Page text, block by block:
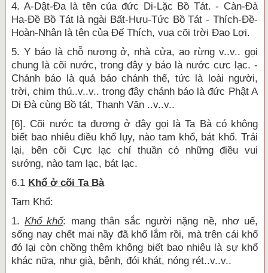
4. A-Dật-Đa là tên của đức Di-Lặc Bồ Tát. - Càn-Đà
Ha-Đề Bồ Tát là ngài Bất-Hưu-Tức Bồ Tát - Thích-Đề-
Hoàn-Nhân là tên của Đế Thích, vua cõi trời Đao Lợi.
5. Y báo là chỗ nương ở, nhà cửa, ao rừng v..v.. gọi
chung là cõi nước, trong đây y báo là nước cưc lạc. -
Chánh báo là quả báo chánh thể, tức là loài người,
trời, chim thú..v..v.. trong đây chánh báo là đức Phật A
Di Đà cùng Bồ tát, Thanh Văn ..v..v..
[6]. Cõi nước ta đương ở đây gọi là Ta Bà có không
biết bao nhiêu điều khổ lụy, nào tam khổ, bát khổ. Trái
lại, bên cõi Cực lạc chỉ thuần có những điều vui
sướng, nào tam lạc, bát lạc.
6.1 Khổ ở cõi Ta Bà
Tam Khổ:
1.Khổ khổ: mang thân sắc người nặng nề, nhơ uế,
sống nay chết mai nầy đã khổ lắm rồi, mà trên cái khổ
đó lại còn chồng thêm không biết bao nhiêu là sự khổ
khác nữa, như già, bệnh, đói khát, nóng rét..v..v..